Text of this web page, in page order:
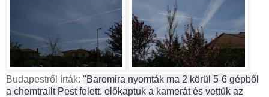
Budapestről írták: "Baromira nyomták ma 2 körül 5-6 gépből
a chemtrailt Pest felett. előkaptuk a kamerát és vettük az